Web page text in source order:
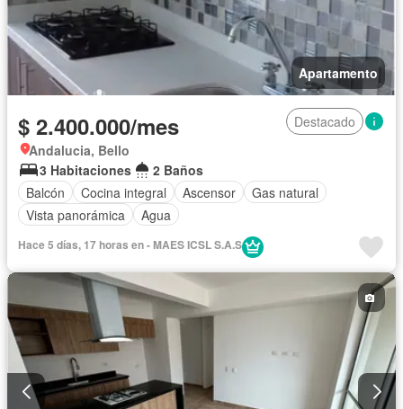
Apartamento
$ 2.400.000/mes
Destacado
Andalucia, Bello
3 Habitaciones
2 Baños
Balcón
Cocina integral Ascensor
Gas natural
Vista panorámica
Agua
Hace 5 días, 17 horas en - MAES ICSL S.A.S